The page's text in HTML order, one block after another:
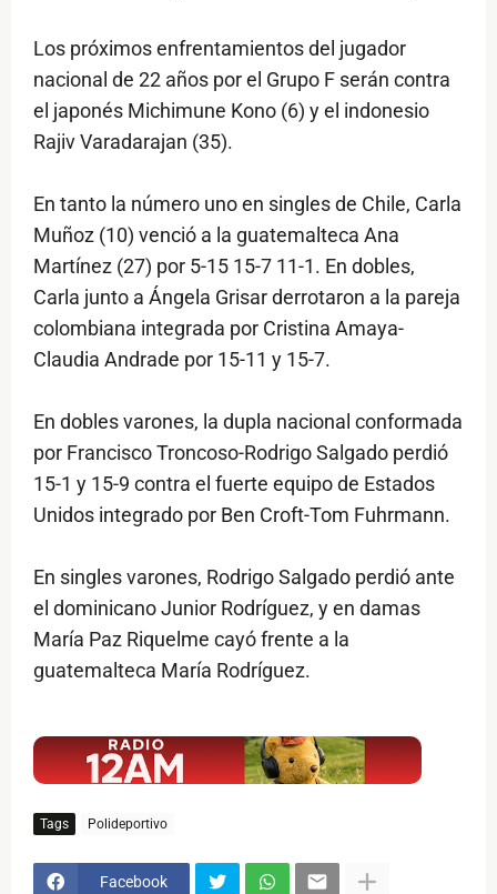
Los próximos enfrentamientos del jugador
nacional de 22 años por el Grupo F serán contra
el japonés Michimune Kono (6) y el indonesio
Rajiv Varadarajan (35).
En tanto la número uno en singles de Chile, Carla
Muñoz (10) venció a la guatemalteca Ana
Martínez (27) por 5-15 15-7 11-1. En dobles,
Carla junto a Ángela Grisar derrotaron a la pareja
colombiana integrada por Cristina Amaya-
Claudia Andrade por 15-11 y 15-7.
En dobles varones, la dupla nacional conformada
por Francisco Troncoso-Rodrigo Salgado perdió
15-1 y 15-9 contra el fuerte equipo de Estados
Unidos integrado por Ben Croft-Tom Fuhrmann.
En singles varones, Rodrigo Salgado perdió ante
el dominicano Junior Rodríguez, y en damas
María Paz Riquelme cayó frente a la
guatemalteca María Rodríguez.
Tags Polideportivo
Facebook